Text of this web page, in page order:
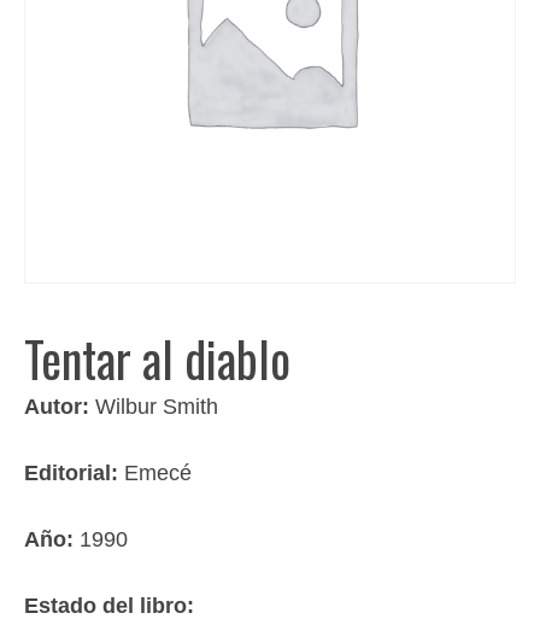
Tentar al diablo
Autor: Wilbur Smith
Editorial: Emecé
Año: 1990
Estado del libro: